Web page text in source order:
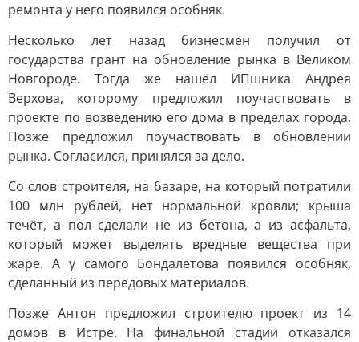
ремонта у него появился особняк.
Несколько лет назад бизнесмен получил от
государства грант на обновление рынка в Великом
Новгороде. Тогда же нашёл ИПшника Андрея
Верхова, которому предложил поучаствовать в
проекте по возведению его дома в пределах города.
Позже предложил поучаствовать в обновлении
рынка. Согласился, принялся за дело.
Со слов строителя, на базаре, на который потратили
100 млн рублей, нет нормальной кровли; крыша
течёт, а пол сделали не из бетона, а из асфальта,
который может выделять вредные вещества при
жаре. А у самого Бондалетова появился особняк,
сделанный из передовых материалов.
Позже Антон предложил строителю проект из 14
домов в Истре. На финальной стадии отказался